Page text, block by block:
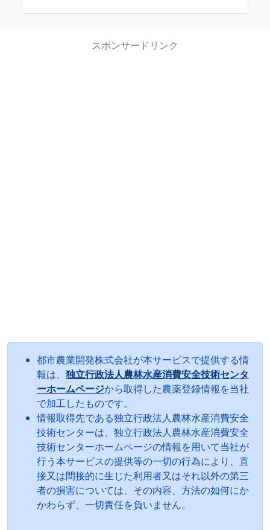
スポンサードリンク
都市農業開発株式会社が本サービスで提供する情
報は、 独立行政法人農林水産消費安全技術センタ
ーホームページから取得した農薬登録情報を当社
で加工したものです。
情報取得先である独立行政法人農林水産消費安全
技術センターは、独立行政法人農林水産消費安全
技術センターホームページの情報を用いて当社が
行う本サービスの提供等の一切の行為により、直
接又は間接的に生じた利用者又はそれ以外の第三
者の損害については、その内容、方法の如何にか
かわらず、一切責任を負いません。